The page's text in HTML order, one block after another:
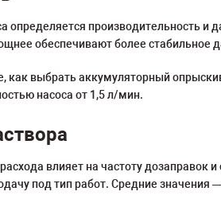
определяется производительность и
обеспечивают более стабильное
как выбрать аккумуляторный
насоса от 1,5 л/мин.
влияет на частоту дозаправок
под тип работ. Средние